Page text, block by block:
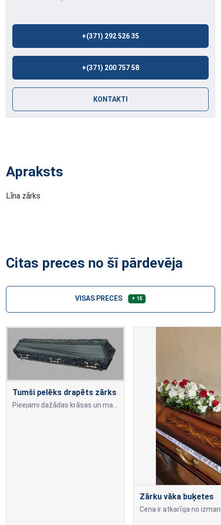
+(371) 292 526 35
+(371) 200 757 58
KONTAKTI
Apraksts
Līna zārks
Citas preces no šī pārdevēja
VISAS PRECES + 15
Tumši pelēks drapēts zārks
Pieejami dažādas krāsas un materiāla audumi.Var izvēlēties dažādus drapējuma rakstus. Cena atkarīga no auduma materiāla un drapējuma veida.
Zārku vāka buķetes